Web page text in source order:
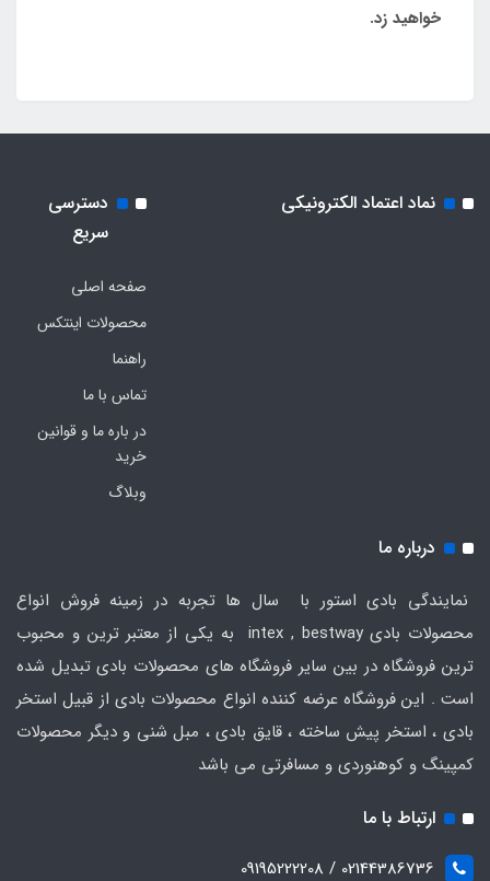
خواهید زد.
نماد اعتماد الکترونیکی
دسترسی
سریع
صفحه اصلی
محصولات اینتکس
راهنما
تماس با ما
در باره ما و قوانین
خرید
وبلاگ
درباره ما
نمایندگی بادی استور با سال ها تجربه در زمینه فروش انواع
محصولات بادی intex , bestway به یکی از معتبر ترین و محبوب
ترین فروشگاه در بین سایر فروشگاه های محصولات بادی تبدیل شده
است . این فروشگاه عرضه کننده انواع محصولات بادی از قبیل استخر
بادی ، استخر پیش ساخته ، قایق بادی ، مبل شنی و دیگر محصولات
کمپینگ و کوهنوردی و مسافرتی می باشد
ارتباط با ما
02144386736 / 09195222208